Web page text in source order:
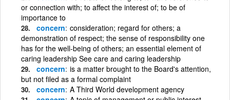
or connection with; to affect the interest of; to be of
importance to
concern consideration; regard for others; a
demonstration of respect; the sense of responsibility one
has for the well-being of others; an essential element of
caring leadership See care and caring leadership
concern is a matter brought to the Board's attention,
but not filed as a formal complaint
concern A Third World development agency